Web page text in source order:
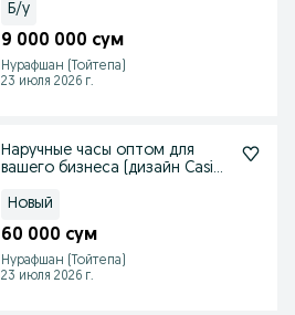
Б/у
9 000 000 сум
Нурафшан (Тойтепа)
23 июля 2026 г.
Наручные часы оптом для
вашего бизнеса (дизайн Casio)
Новый
60 000 сум
Нурафшан (Тойтепа)
23 июля 2026 г.